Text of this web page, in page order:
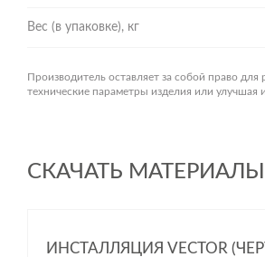
Вес (в упаковке), кг
Производитель оставляет за собой право
технические параметры изделия или улучшая
СКАЧАТЬ МАТЕРИАЛЫ
ИНСТАЛЛЯЦИЯ VECTOR